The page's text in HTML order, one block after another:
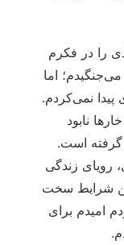
را در فکرم
اما
پیدا نمی‌کردم.
نابود
گرفته است.
رویای زندگی
شرایط سخت
امیدم برای